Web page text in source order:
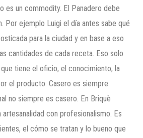
es un commodity. El Panadero debe
Por ejemplo Luigi el día antes sabe qué
para la ciudad y en base a eso
cantidades de cada receta. Eso solo
tiene el oficio, el conocimiento, la
el producto. Casero es siempre
no siempre es casero. En Briquè
con profesionalismo. Es
el cómo se tratan y lo bueno que